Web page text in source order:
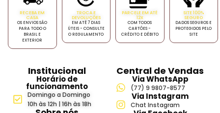
RECEBA EM
CASA
OS ENVIOS SÃO
PARA TODO O
BRASIL E
EXTERIOR
TROCA E
DEVOLUÇÕES
EM ATÉ 7 DIAS
ÚTEIS - CONSULTE
O REGULAMENTO
PARCELE EM ATÉ
12X
COM TODOS
CARTÕES -
CRÉDITO E DÉBITO
SITE 100%
SEGURO
DADOS SEGUROS E
PROTEGIDOS PELO
SITE
Institucional
Horário de
funcionamento
Domingo a Domingo
10h às 12h | 16h às 18h
Central de Vendas
Via WhatsApp
(77) 9 9807-8577
Via Instagram
Chat Instagram